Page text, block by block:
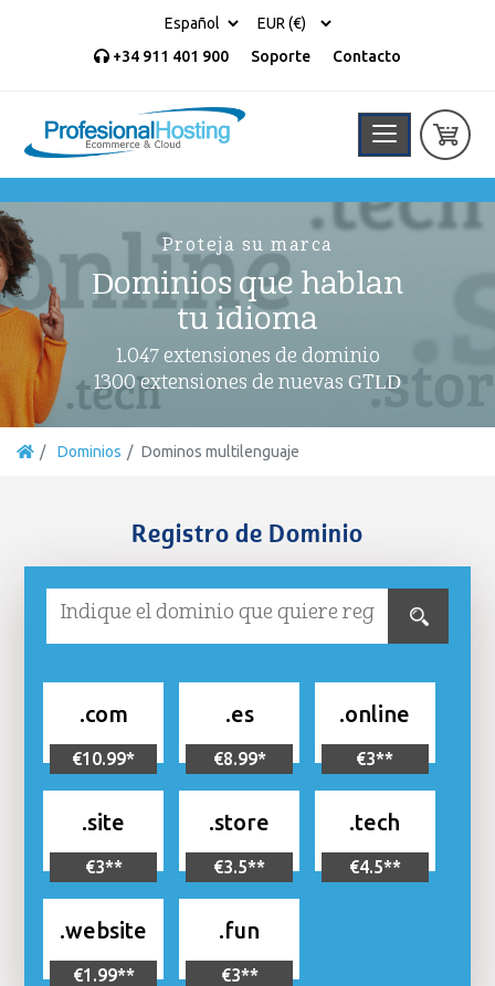
+34 911 401 900 Soporte Contacto
Proteja su marca
Dominios que hablan
tu idioma
1.047 extensiones de dominio
1300 extensiones de nuevas GTLD
Dominios Dominos multilenguaje
Registro de Dominio
.com
€10.99*
.es
€8.99*
.online
€3**
.site
€3**
.store
€3.5**
.tech
€4.5**
.website
€1.99**
.fun
€3**